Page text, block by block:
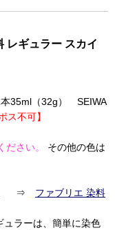
レギュラー スカイ
35ml（32g） SEIWA
ス不可】
さい。
その他の色は
。 ⇒ ファブリエ 染料
ュラーは、簡単に染色